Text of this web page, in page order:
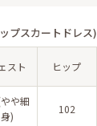
プスカートドレス)
スト ヒップ
や細
身)
102